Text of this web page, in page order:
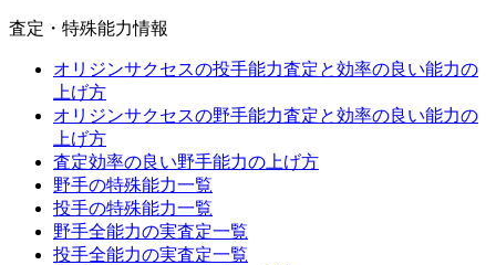
査定・特殊能力情報
オリジンサクセスの投手能力査定と効率の良い能力の
上げ方
オリジンサクセスの野手能力査定と効率の良い能力の
上げ方
査定効率の良い野手能力の上げ方
野手の特殊能力一覧
投手の特殊能力一覧
野手全能力の実査定一覧
投手全能力の実査定一覧